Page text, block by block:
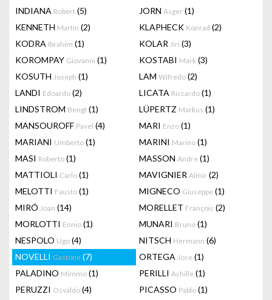
INDIANA Robert (5) JORN Asger (1)
KENNETH Martin (2) KLAPHECK Konrad (2)
KODRA Ibrahim (1) KOLAR Jiri (3)
KOROMPAY Giovanni (1) KOSTABI Mark (3)
KOSUTH Joseph (1) LAM Wifredo (2)
LANDI Edoardo (2) LICATA Riccardo (1)
LINDSTROM Bengt (1) LÜPERTZ Markus (1)
MANSOUROFF Pavel (4) MARI Enzo (1)
MARIANI Umberto (1) MARINI Marino (1)
MASI Roberto (1) MASSON Andre (1)
MATTIOLI Carlo (1) MAVIGNIER Almir (2)
MELOTTI Fausto (1) MIGNECO Giuseppe (1)
MIRÓ Joan (14) MORELLET François (2)
MORLOTTI Ennio (1) MUNARI Bruno (1)
NESPOLO Ugo (4) NITSCH Hermann (6)
NOVELLI Gastone (7) ORTEGA Jose (1)
PALADINO Mimmo (1) PERILLI Achille (1)
PERUZZI Osvaldo (4) PICASSO Pablo (1)